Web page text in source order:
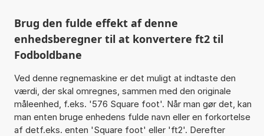
Brug den fulde effekt af denne
enhedsberegner til at konvertere ft2 til
Fodboldbane
Ved denne regnemaskine er det muligt at indtaste den
værdi, der skal omregnes, sammen med den originale
måleenhed, f.eks. '576 Square foot'. Når man gør det, kan
man enten bruge enhedens fulde navn eller en forkortelse
af detf.eks. enten 'Square foot' eller 'ft2'. Derefter